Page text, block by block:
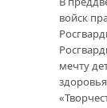
войск
мечту